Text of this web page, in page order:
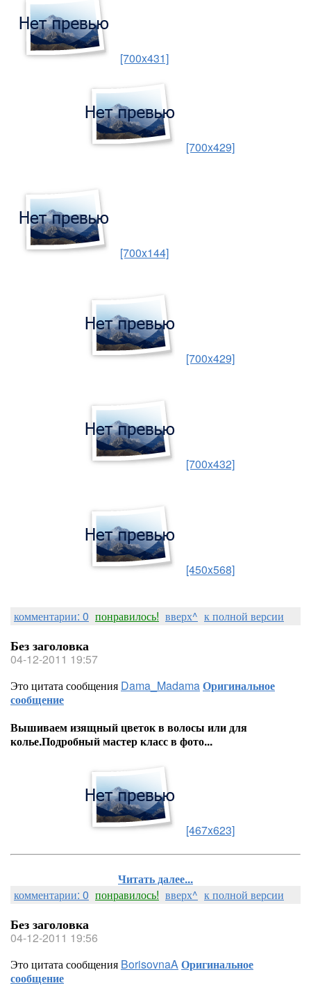
[700x431]
[700x429]
[700x144]
[700x429]
[700x432]
[450x568]
комментарии: 0 понравилось! вверх^ к полной версии
Без заголовка
04-12-2011 19:57
Это цитата сообщения Dama_MadamaОригинальное
сообщение
Вышиваем изящный цветок в волосы или для
колье.Подробный мастер класс в фото...
[467x623]
Читать далее...
комментарии: 0 понравилось! вверх^ к полной версии
Без заголовка
04-12-2011 19:56
Это цитата сообщения BorisovnaAОригинальное
сообщение